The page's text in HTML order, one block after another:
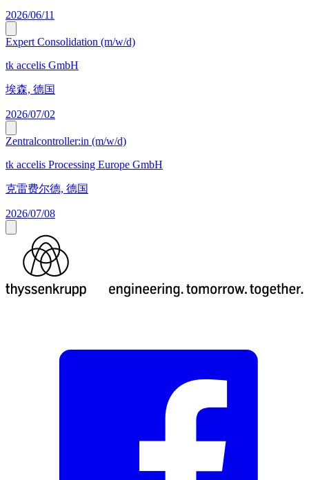
2026/06/11
Expert Consolidation (m/w/d)
tk accelis GmbH
埃森, 德国
2026/07/02
Zentralcontroller:in (m/w/d)
tk accelis Processing Europe GmbH
克雷费尔德, 德国
2026/07/08